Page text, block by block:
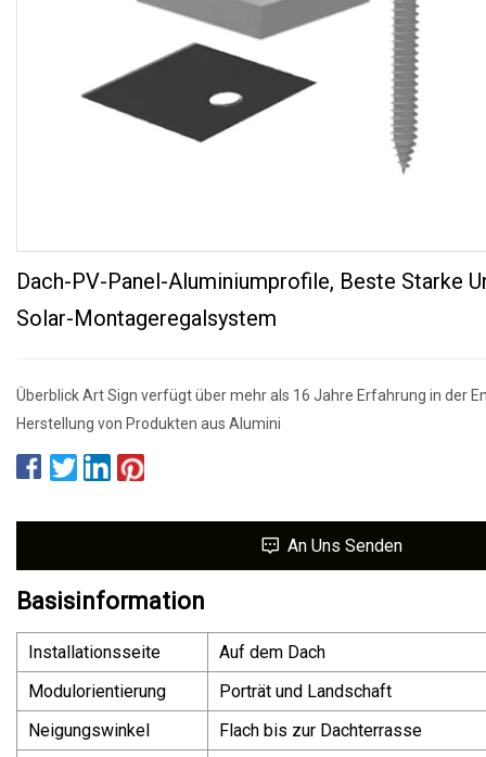
Dach-PV-Panel-Aluminiumprofile, Beste Starke
Solar-Montageregalsystem
Überblick Art Sign verfügt über mehr als 16 Jahre Erfahrung in der
Herstellung von Produkten aus Alumini
An Uns Senden
Basisinformation
Installationsseite
Auf dem Dach
Modulorientierung
Porträt und Landschaft
Neigungswinkel
Flach bis zur Dachterrasse